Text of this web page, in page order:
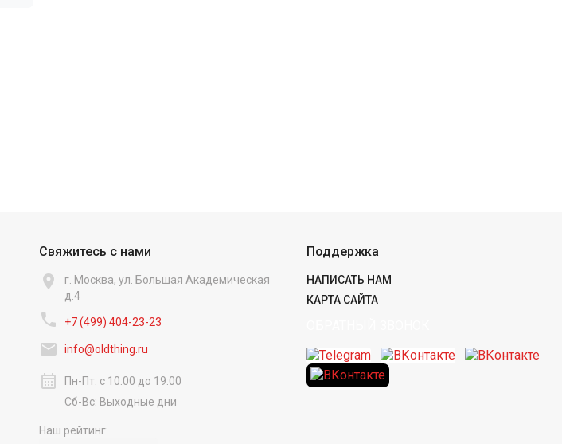
Свяжитесь с нами

г. Москва, ул. Большая Академическая
д.4
 +7 (499) 404-23-23‬
 info@oldthing.ru
calendar_month
Пн-Пт: с 10:00 до 19:00
Сб-Вс: Выходные дни
Наш рейтинг:
Поддержка
НАПИСАТЬ НАМ
КАРТА САЙТА